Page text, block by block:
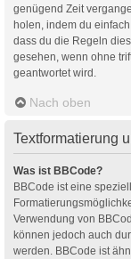
genügend Zeit
holen, indem du
dass du die Regeln
gesehen, wenn ohne
geantwortet wird.
Nach oben
Textformatierung
Was ist BBCode?
BBCode ist eine
Verwendung von
können jedoch auch
werden. BBCode ist